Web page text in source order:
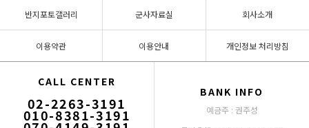
반지포토갤러리 군사자료실 회사소개
이용약관 이용안내 개인정보 처리방침
CALL CENTER
02-2263-3191
010-8381-3191
BANK INFO
예금주 : 권주성